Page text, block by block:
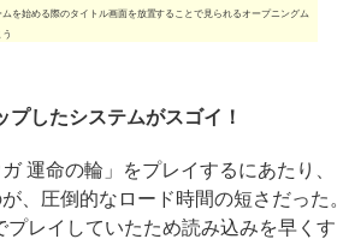
を始める際のタイトル画面を放置することで見られるオープニングム
したシステムがスゴイ！
運命の輪」をプレイするにあたり、
、圧倒的なロード時間の短さだった。
レイしていたため読み込みを早くす